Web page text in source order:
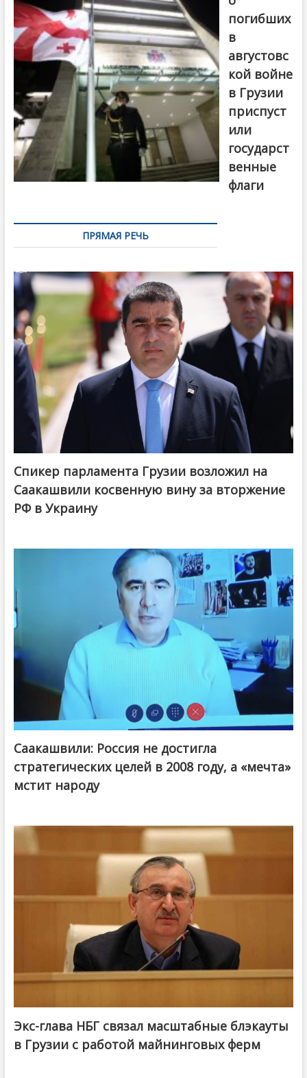
погибших
в
августовс
кой войне
в Грузии
приспуст
или
государст
венные
флаги
ПРЯМАЯ РЕЧЬ
Спикер парламента Грузии возложил на
Саакашвили косвенную вину за вторжение
РФ в Украину
Саакашвили: Россия не достигла
стратегических целей в 2008 году, а «мечта»
мстит народу
Экс-глава НБГ связал масштабные блэкауты
в Грузии с работой майнинговых ферм